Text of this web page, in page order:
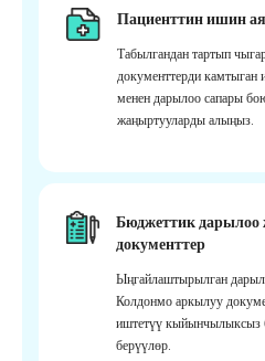
Пациенттин ишин
Табылгандан тартып
документтерди
менен дарылоо сапары
жаңыртууларды алыңыз.
Бюджеттик дарылоо
документтер
Ыңгайлаштырылган
Колдонмо аркылуу
иштетүү кыйынчылыксыз
берүүлөр.